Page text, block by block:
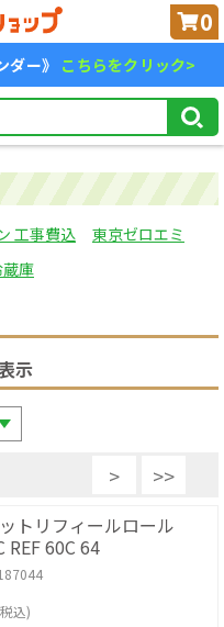
0
ダー》 こちらをクリック>
工事費込
東京ゼロエミ
庫
示
> >>
トリフィールロール
60C 64
込)